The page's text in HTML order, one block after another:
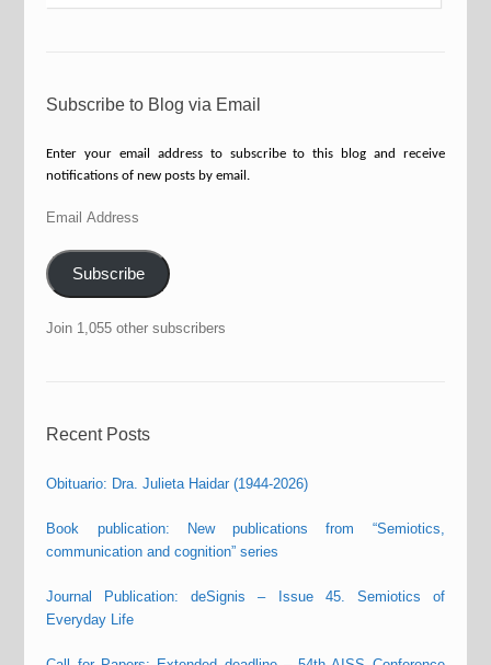
Subscribe to Blog via Email
Enter your email address to subscribe to this blog and receive
notifications of new posts by email.
Email
Subscribe
Join 1,055 other subscribers
Recent Posts
Obituario: Dra. Julieta Haidar (1944-2026)
Book publication: New publications from “Semiotics,
communication and cognition” series
Journal Publication: deSignis – Issue 45. Semiotics of
Everyday Life